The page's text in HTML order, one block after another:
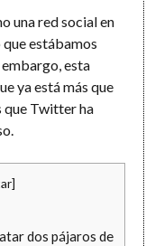
una red social en
estábamos
esta
ya está más que
que Twitter ha
]
dos pájaros de